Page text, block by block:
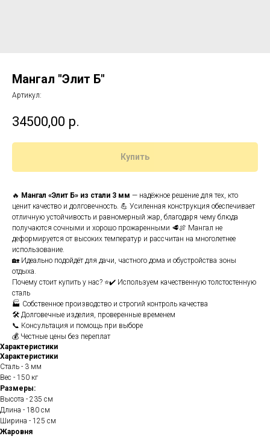
Мангал "Элит Б"
Артикул:
34500,00 р.
Купить
🔥 Мангал «Элит Б» из стали 3 мм — надёжное решение для тех, кто
ценит качество и долговечность. 💪 Усиленная конструкция обеспечивает
отличную устойчивость и равномерный жар, благодаря чему блюда
получаются сочными и хорошо прожаренными 🥩🍖 Мангал не
деформируется от высоких температур и рассчитан на многолетнее
использование.
🏡 Идеально подойдёт для дачи, частного дома и обустройства зоны
отдыха.
Почему стоит купить у нас? ⭐✔️ Используем качественную толстостенную
сталь
🏭 Собственное производство и строгий контроль качества
🛠️ Долговечные изделия, проверенные временем
📞 Консультация и помощь при выборе
💰 Честные цены без переплат
Характеристики
Характеристики
Сталь - 3 мм
Вес - 150 кг
Размеры:
Высота - 235 см
Длина - 180 см
Ширина - 125 см
Жаровня